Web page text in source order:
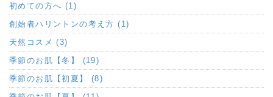
初めての方へ (1)
創始者ハリントンの考え方 (1)
天然コスメ (3)
季節のお肌【冬】 (19)
季節のお肌【初夏】 (8)